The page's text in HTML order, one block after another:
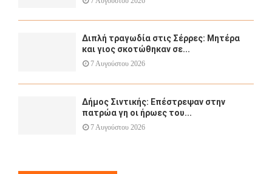
Διπλή τραγωδία στις Σέρρες: Μητέρα
και γιος σκοτώθηκαν σε...
7 Αυγούστου 2026
Δήμος Σιντικής: Επέστρεψαν στην
πατρώα γη οι ήρωες του...
7 Αυγούστου 2026